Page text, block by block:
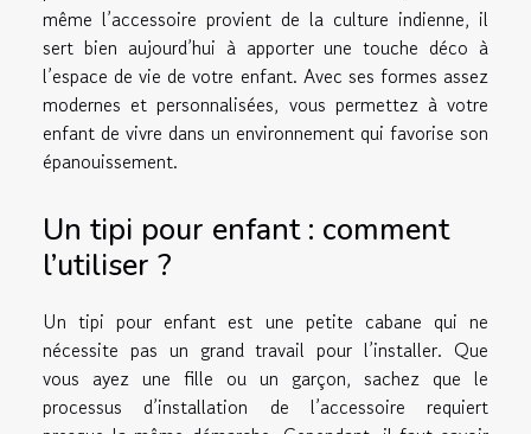
même l’accessoire provient de la culture indienne, il
sert bien aujourd’hui à apporter une touche déco à
l’espace de vie de votre enfant. Avec ses formes assez
modernes et personnalisées, vous permettez à votre
enfant de vivre dans un environnement qui favorise son
épanouissement.
Un tipi pour enfant : comment
l’utiliser ?
Un tipi pour enfant est une petite cabane qui ne
nécessite pas un grand travail pour l’installer. Que
vous ayez une fille ou un garçon, sachez que le
processus d’installation de l’accessoire requiert